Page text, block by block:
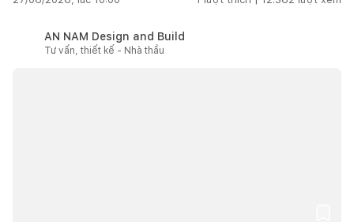
AN NAM Design and Build
Tư vấn, thiết kế - Nhà thầu